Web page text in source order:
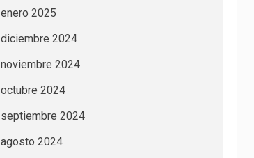
enero 2025
diciembre 2024
noviembre 2024
octubre 2024
septiembre 2024
agosto 2024